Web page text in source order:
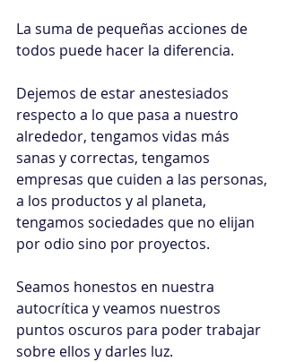
La suma de pequeñas acciones de
todos puede hacer la diferencia.
Dejemos de estar anestesiados
respecto a lo que pasa a nuestro
alrededor, tengamos vidas más
sanas y correctas, tengamos
empresas que cuiden a las personas,
a los productos y al planeta,
tengamos sociedades que no elijan
por odio sino por proyectos.
Seamos honestos en nuestra
autocrítica y veamos nuestros
puntos oscuros para poder trabajar
sobre ellos y darles luz.